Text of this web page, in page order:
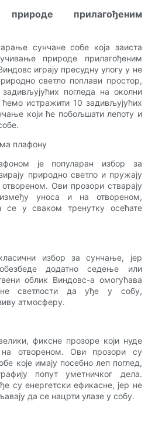
прилагођеним
сунчане собе која заиста
природе прилагођеним
играју пресудну улогу у не
светло поплави простор,
погледа на околни
истражити 10 задивљујућих
који ће побољшати лепоту и
плафону
је популаран избор за
природно светло и пружају
Ови прозори стварају
уноса и на отвореном,
се у сваком тренутку осећате
избор за сунчање, јер
додатно седење или
облик Виндовс-а омогућава
светлости да уђе у собу,
атмосферу.
фиксне прозоре који нуде
на отвореном. Ови прозори су
које имају посебно леп поглед,
попут уметничког дела.
су енергетски ефикасне, јер не
да се нацрти улазе у собу.